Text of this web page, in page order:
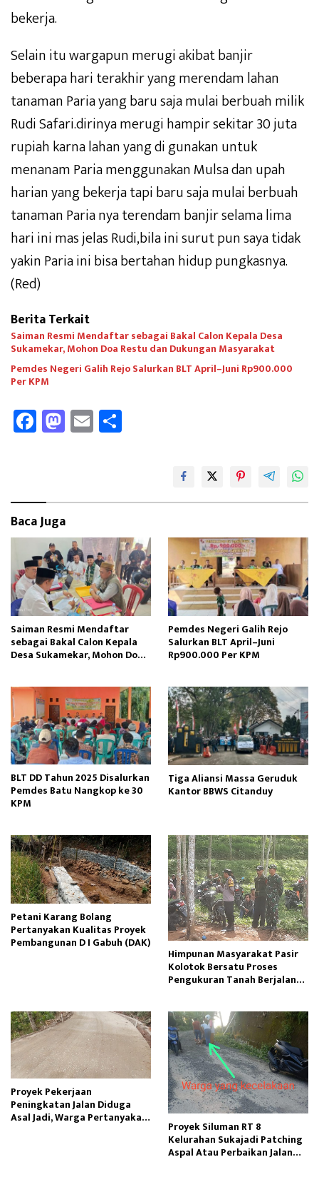
bekerja.
Selain itu wargapun merugi akibat banjir
beberapa hari terakhir yang merendam lahan
tanaman Paria yang baru saja mulai berbuah milik
Rudi Safari.dirinya merugi hampir sekitar 30 juta
rupiah karna lahan yang di gunakan untuk
menanam Paria menggunakan Mulsa dan upah
harian yang bekerja tapi baru saja mulai berbuah
tanaman Paria nya terendam banjir selama lima
hari ini mas jelas Rudi,bila ini surut pun saya tidak
yakin Paria ini bisa bertahan hidup pungkasnya.
(Red)
Berita Terkait
Saiman Resmi Mendaftar sebagai Bakal Calon Kepala Desa
Sukamekar, Mohon Doa Restu dan Dukungan Masyarakat
Pemdes Negeri Galih Rejo Salurkan BLT April–Juni Rp900.000
Per KPM
Fa
ce
k
M
as
o
n
E
m
Baca Juga
Saiman Resmi Mendaftar
sebagai Bakal Calon Kepala
Desa Sukamekar, Mohon Doa
Pemdes Negeri Galih Rejo
Salurkan BLT April–Juni
Rp900.000 Per KPM
BLT DD Tahun 2025 Disalurkan
Pemdes Batu Nangkop ke 30
KPM
Tiga Aliansi Massa Geruduk
Kantor BBWS Citanduy
Petani Karang Bolang
Pertanyakan Kualitas Proyek
Pembangunan D I Gabuh (DAK)
Himpunan Masyarakat Pasir
Kolotok Bersatu Proses
Pengukuran Tanah Berjalan
Proyek Pekerjaan
Peningkatan Jalan Diduga
Asal Jadi, Warga Pertanyakan
Proyek Siluman RT 8
Kelurahan Sukajadi Patching
Aspal Atau Perbaikan Jalan